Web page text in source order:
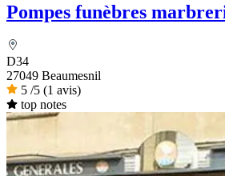
Pompes funèbres
D34
27049 Beaumesnil
5 /5 (1 avis)
top notes